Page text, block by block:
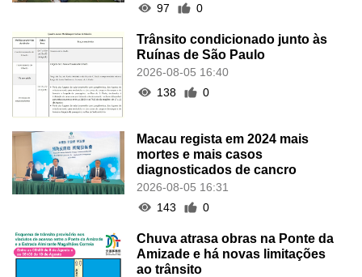
97
0
Trânsito condicionado junto às
Ruínas de São Paulo
2026-08-05 16:40
138
0
Macau regista em 2024 mais
mortes e mais casos
diagnosticados de cancro
2026-08-05 16:31
143
0
Chuva atrasa obras na Ponte da
Amizade e há novas limitações
ao trânsito